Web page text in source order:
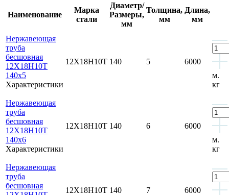
Наименование
Марка
стали
Диаметр/
Размеры,
мм
Толщина,
мм
Длина,
мм
Нержавеющая
труба
бесшовная
12Х18Н10Т
140x5
Характеристики
12Х18Н10Т 140 5
6000
м.
кг
Нержавеющая
труба
бесшовная
12Х18Н10Т
140x6
Характеристики
12Х18Н10Т 140 6
6000
м.
кг
Нержавеющая
труба
бесшовная
12Х18Н10Т 140 7 6000